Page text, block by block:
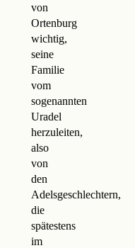
von
Ortenburg
wichtig,
seine
Familie
vom
sogenannten
Uradel
herzuleiten,
also
von
den
Adelsgeschlechtern,
die
spätestens
im